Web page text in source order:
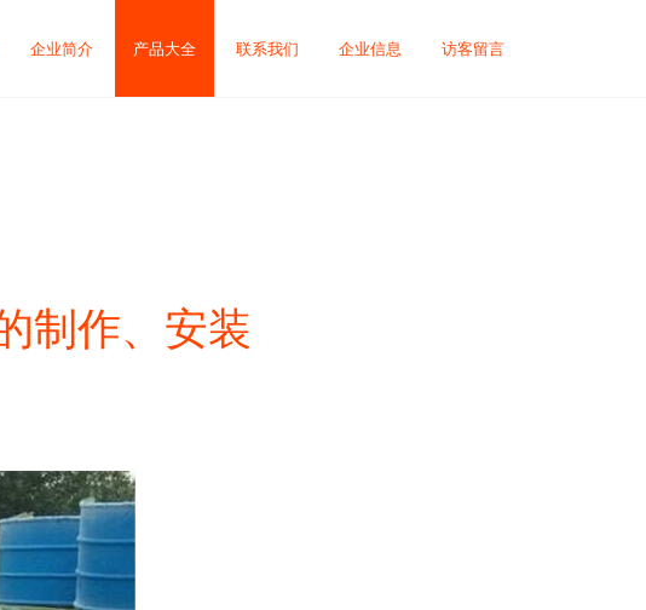
企业简介 产品大全 联系我们 企业信息 访客留言
制作、安装